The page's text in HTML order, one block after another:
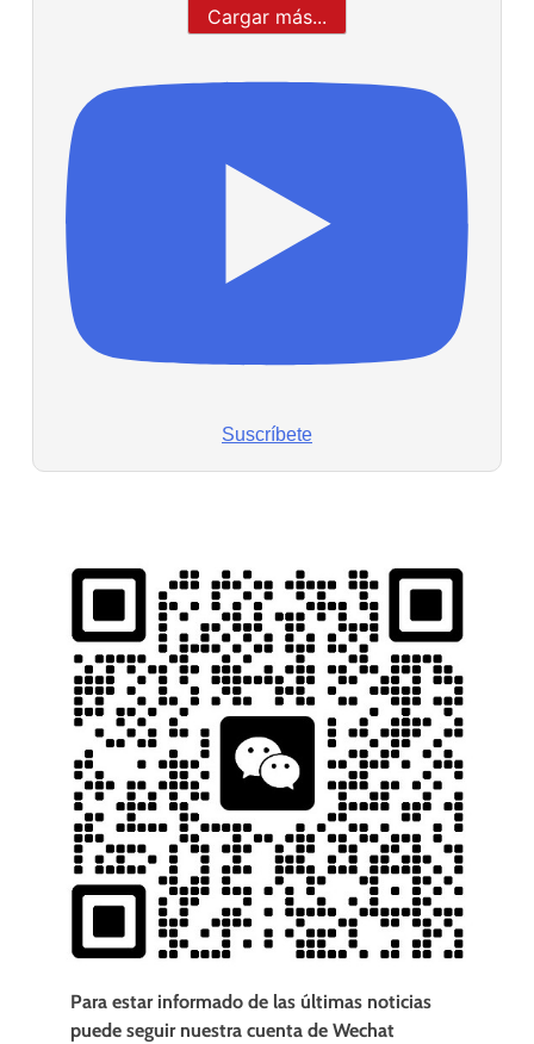
Cargar más...
Suscríbete
Para estar informado de las últimas noticias
puede seguir nuestra cuenta de Wechat